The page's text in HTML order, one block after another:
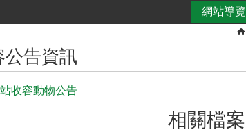
網站導覽
公告資訊
收容動物公告
相關檔案